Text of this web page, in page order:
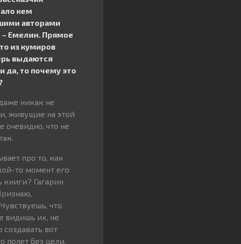
кем
авторами
– Емелин. Прямое
из кумиров
выдаются
да, то почему это
никак не
живущие на этой
очевидно, что не
про то, как
то момент его
Гагарин
что
видишь их, не
вот
полет без цели.